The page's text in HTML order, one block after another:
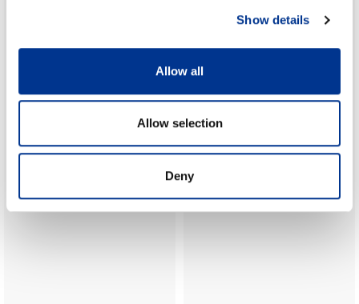
Show details
Allow all
Allow selection
Deny